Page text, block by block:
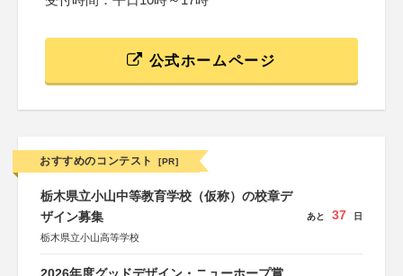
公式ホームページ
おすすめのコンテスト [PR]
栃木県立小山中等教育学校（仮称）の校章デ
ザイン募集
栃木県立小山高等学校
あと 37 日